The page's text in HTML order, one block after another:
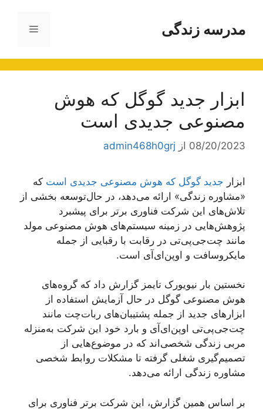
محتوامدرسه زندگی فهرست
ابزار جدید گوگل که هوش
مصنوعی جدیدی است
08/20/2023 از admin468h0grj
ابزار جدید گوگل که هوش مصنوعی جدیدی است که
«مشاوره زندگی» ارائه می‌دهد، در حال‌توسعه بخشی از
تلاش‌های این شرکت فناوری برتر برای پیشبرد
پژوهش‌هایی در زمینه سیستم‌های هوش مصنوعی مولد
مانند چت‌جی‌پی‌تی در رقابت با رقبایی از جمله
مایکروسافت و اوپن‌ای‌آی است.
نخستین بار نیویورک تایمز گزارش داد که گروه‌های
هوش مصنوعی گوگل در حال‌ آزمایش استفاده از
ابزارهای جدید از جمله پشتیبان‌های ربات‌چت مانند
چت‌جی‌پی‌تی اوپن‌ای‌آی و بارد خود این شرکت به‌منزله
مربی زندگی شخصی‌اند که در موضوع‌هایی از
تصمیم‌گیری شغلی گرفته تا مشکلات روابط شخصی
مشاوره زندگی ارائه می‌دهد.
بر اساس همین گزارش، این شرکت برتر فناوری برای